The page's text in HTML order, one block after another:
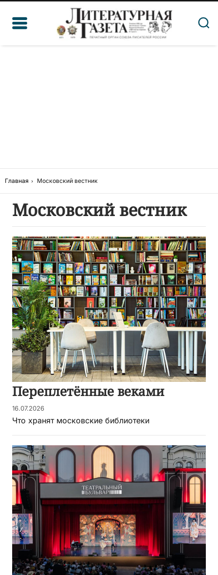
Главная Московский вестник
Московский вестник
Переплетённые веками
16.07.2026
Что хранят московские библиотеки